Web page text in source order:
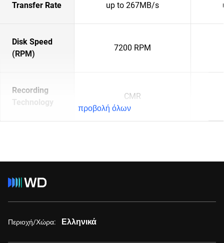
Transfer Rate up to 267MB/s
Disk Speed
(RPM)
7200 RPM
Recording
Technology
CMR
προβολή όλων
Περιοχή/Χώρα: Ελληνικά